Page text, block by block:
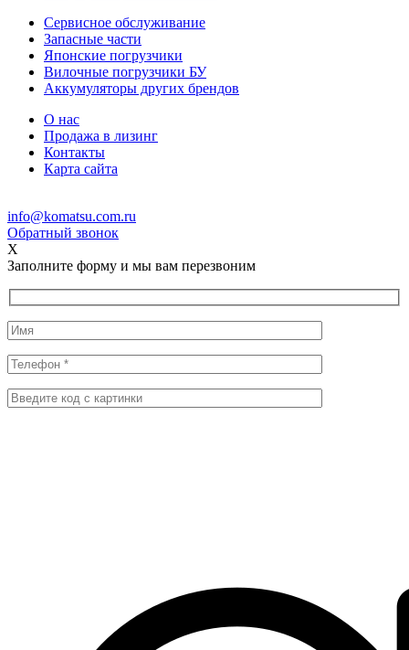
Сервисное обслуживание
Запасные части
Японские погрузчики
Вилочные погрузчики БУ
Аккумуляторы других брендов
О нас
Продажа в лизинг
Контакты
Карта сайта
info@komatsu.com.ru
Обратный звонок
X
Заполните форму и мы вам перезвоним